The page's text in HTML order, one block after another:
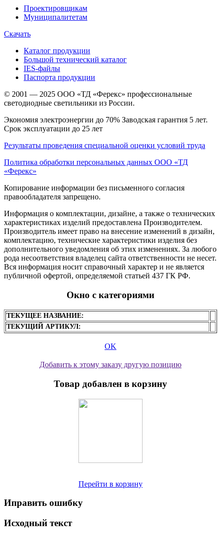
Проектировщикам
Муниципалитетам
Скачать
Каталог продукции
Большой технический каталог
IES-файлы
Паспорта продукции
© 2001 — 2025 ООО «ТД «Ферекс» профессиональные
светодиодные светильники из России.
Экономия электроэнергии до 70% Заводская гарантия 5 лет.
Срок эксплуатации до 25 лет
Результаты проведения специальной оценки условий труда
Политика обработки персональных данных ООО «ТД
«Ферекс»
Копирование информации без письменного согласия
правообладателя запрещено.
Информация о комплектации, дизайне, а также о технических
характеристиках изделий предоставлена Производителем.
Производитель имеет право на внесение изменений в дизайн,
комплектацию, технические характеристики изделия без
дополнительного уведомления об этих изменениях. За любого
рода несоответствия владелец сайта ответственности не несет.
Вся информация носит справочный характер и не является
публичной офертой, определяемой статьей 437 ГК РФ.
Окно с категориями
ТЕКУЩЕЕ НАЗВАНИЕ:
ТЕКУЩИЙ АРТИКУЛ:
OK
Добавить к этому заказу другую позицию
Товар добавлен в корзину
Перейти в корзину
Иправить ошибку
Исходный текст